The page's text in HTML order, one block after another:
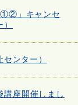
①②」キャンセ
ンター）
講座開催しまし